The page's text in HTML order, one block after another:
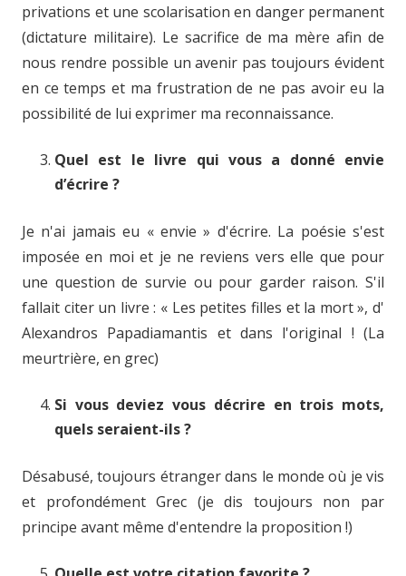
privations et une scolarisation en danger permanent
(dictature militaire). Le sacrifice de ma mère afin de
nous rendre possible un avenir pas toujours évident
en ce temps et ma frustration de ne pas avoir eu la
possibilité de lui exprimer ma reconnaissance.
Quel est le livre qui vous a donné envie
d’écrire ?
Je n'ai jamais eu « envie » d'écrire. La poésie s'est
imposée en moi et je ne reviens vers elle que pour
une question de survie ou pour garder raison. S'il
fallait citer un livre : « Les petites filles et la mort », d'
Alexandros Papadiamantis et dans l'original ! (La
meurtrière, en grec)
Si vous deviez vous décrire en trois mots,
quels seraient-ils ?
Désabusé, toujours étranger dans le monde où je vis
et profondément Grec (je dis toujours non par
principe avant même d'entendre la proposition !)